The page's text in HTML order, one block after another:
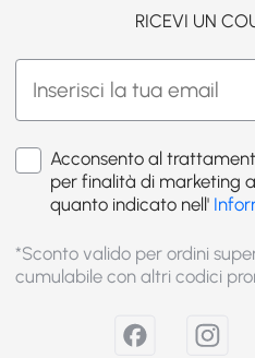
RICEVI UN
Acconsento al
per finalità di marketing
quanto indicato nell'
*Sconto valido per ordini
cumulabile con altri codici